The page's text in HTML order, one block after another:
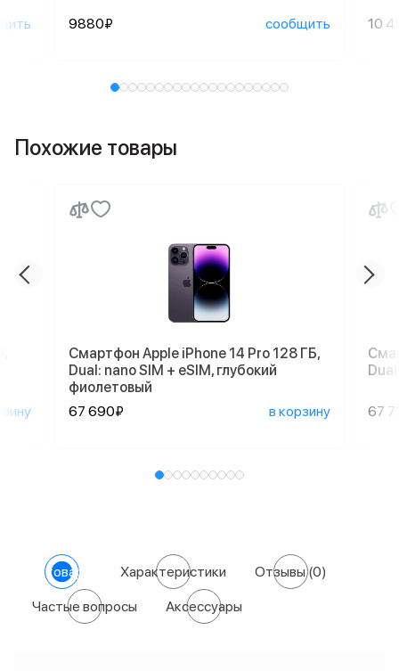
9880₽ сообщить 10
Похожие товары
Смартфон Apple iPhone 14 Pro 128 ГБ,
Dual: nano SIM + eSIM, глубокий
фиолетовый
67 690₽
в корзину 67
О товаре Характеристики Отзывы(0)
Частые вопросы Аксессуары